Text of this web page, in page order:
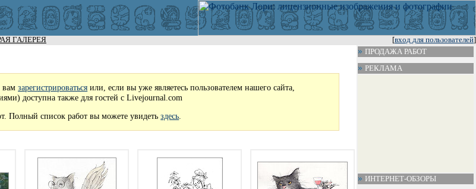
[вход для пользователей]
ГАЛЕРЕЯ
вамзарегистрироваться или, если вы уже являетесь пользователем нашего сайта,
доступна также для гостей с Livejournal.com
Полный список работ вы можете увидетьздесь.
ПРОДАЖА РАБОТ
РЕКЛАМА
ИНТЕРНЕТ-ОБЗОРЫ